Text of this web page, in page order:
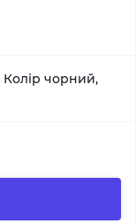
Колір чорний,